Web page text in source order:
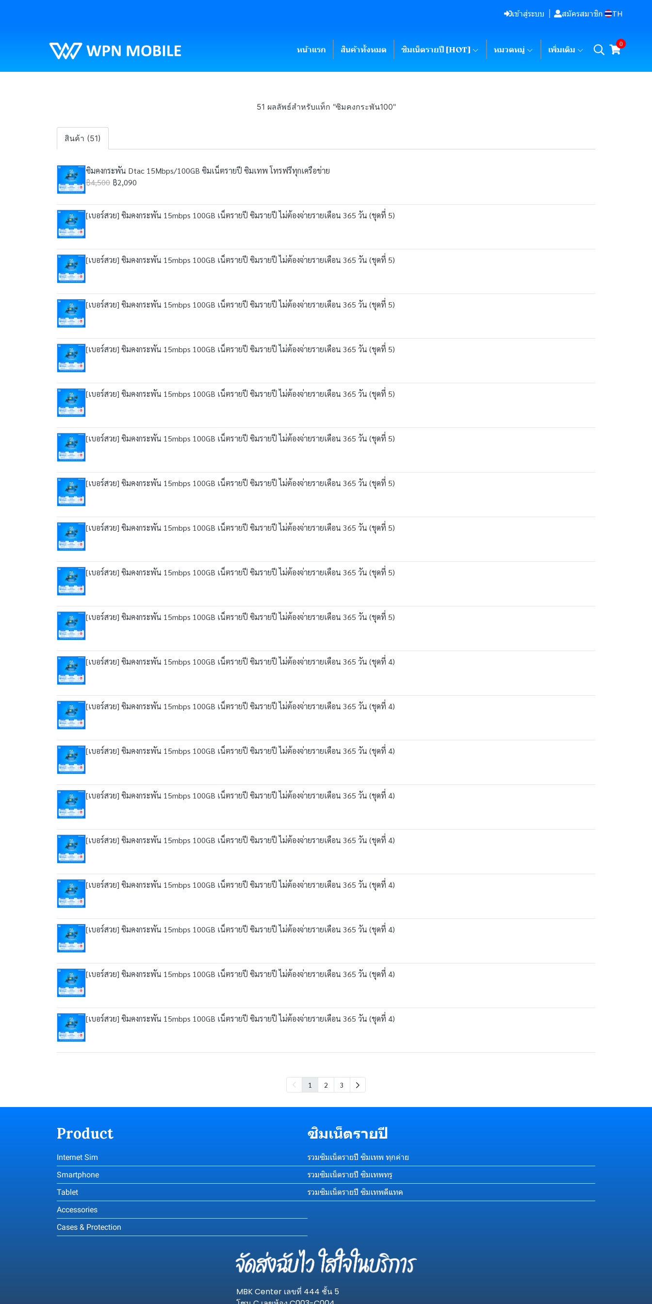
เข้าสู่ระบบ สมัครสมาชิก TH
หน้าแรก สินค้าทั้งหมด ซิมเน็ตรายปี [HOT] หมวดหมู่ เพิ่มเติม
0
51 ผลลัพธ์สำหรับแท็ก "ซิมคงกระพัน100"
สินค้า (51)
ซิมคงกระพัน Dtac 15Mbps/100GB ซิมเน็ตรายปี ซิมเทพ โทรฟรีทุกเครือข่าย
฿4,500 ฿2,090
[เบอร์สวย] ซิมคงกระพัน 15mbps 100GB เน็ตรายปี ซิมรายปี ไม่ต้องจ่ายรายเดือน 365 วัน (ชุดที่ 5)
[เบอร์สวย] ซิมคงกระพัน 15mbps 100GB เน็ตรายปี ซิมรายปี ไม่ต้องจ่ายรายเดือน 365 วัน (ชุดที่ 5)
[เบอร์สวย] ซิมคงกระพัน 15mbps 100GB เน็ตรายปี ซิมรายปี ไม่ต้องจ่ายรายเดือน 365 วัน (ชุดที่ 5)
[เบอร์สวย] ซิมคงกระพัน 15mbps 100GB เน็ตรายปี ซิมรายปี ไม่ต้องจ่ายรายเดือน 365 วัน (ชุดที่ 5)
[เบอร์สวย] ซิมคงกระพัน 15mbps 100GB เน็ตรายปี ซิมรายปี ไม่ต้องจ่ายรายเดือน 365 วัน (ชุดที่ 5)
[เบอร์สวย] ซิมคงกระพัน 15mbps 100GB เน็ตรายปี ซิมรายปี ไม่ต้องจ่ายรายเดือน 365 วัน (ชุดที่ 5)
[เบอร์สวย] ซิมคงกระพัน 15mbps 100GB เน็ตรายปี ซิมรายปี ไม่ต้องจ่ายรายเดือน 365 วัน (ชุดที่ 5)
[เบอร์สวย] ซิมคงกระพัน 15mbps 100GB เน็ตรายปี ซิมรายปี ไม่ต้องจ่ายรายเดือน 365 วัน (ชุดที่ 5)
[เบอร์สวย] ซิมคงกระพัน 15mbps 100GB เน็ตรายปี ซิมรายปี ไม่ต้องจ่ายรายเดือน 365 วัน (ชุดที่ 5)
[เบอร์สวย] ซิมคงกระพัน 15mbps 100GB เน็ตรายปี ซิมรายปี ไม่ต้องจ่ายรายเดือน 365 วัน (ชุดที่ 5)
[เบอร์สวย] ซิมคงกระพัน 15mbps 100GB เน็ตรายปี ซิมรายปี ไม่ต้องจ่ายรายเดือน 365 วัน (ชุดที่ 4)
[เบอร์สวย] ซิมคงกระพัน 15mbps 100GB เน็ตรายปี ซิมรายปี ไม่ต้องจ่ายรายเดือน 365 วัน (ชุดที่ 4)
[เบอร์สวย] ซิมคงกระพัน 15mbps 100GB เน็ตรายปี ซิมรายปี ไม่ต้องจ่ายรายเดือน 365 วัน (ชุดที่ 4)
[เบอร์สวย] ซิมคงกระพัน 15mbps 100GB เน็ตรายปี ซิมรายปี ไม่ต้องจ่ายรายเดือน 365 วัน (ชุดที่ 4)
[เบอร์สวย] ซิมคงกระพัน 15mbps 100GB เน็ตรายปี ซิมรายปี ไม่ต้องจ่ายรายเดือน 365 วัน (ชุดที่ 4)
[เบอร์สวย] ซิมคงกระพัน 15mbps 100GB เน็ตรายปี ซิมรายปี ไม่ต้องจ่ายรายเดือน 365 วัน (ชุดที่ 4)
[เบอร์สวย] ซิมคงกระพัน 15mbps 100GB เน็ตรายปี ซิมรายปี ไม่ต้องจ่ายรายเดือน 365 วัน (ชุดที่ 4)
[เบอร์สวย] ซิมคงกระพัน 15mbps 100GB เน็ตรายปี ซิมรายปี ไม่ต้องจ่ายรายเดือน 365 วัน (ชุดที่ 4)
[เบอร์สวย] ซิมคงกระพัน 15mbps 100GB เน็ตรายปี ซิมรายปี ไม่ต้องจ่ายรายเดือน 365 วัน (ชุดที่ 4)
1 2 3
Product
Internet Sim
Smartphone
Tablet
Accessories
Cases & Protection
ซิมเน็ตรายปี
รวมซิมเน็ตรายปี ซิมเทพ ทุกค่าย
รวมซิมเน็ตรายปี ซิมเทพทรู
รวมซิมเน็ตรายปี ซิมเทพดีแทค
MBK Center เลขที่ 444 ชั้น 5